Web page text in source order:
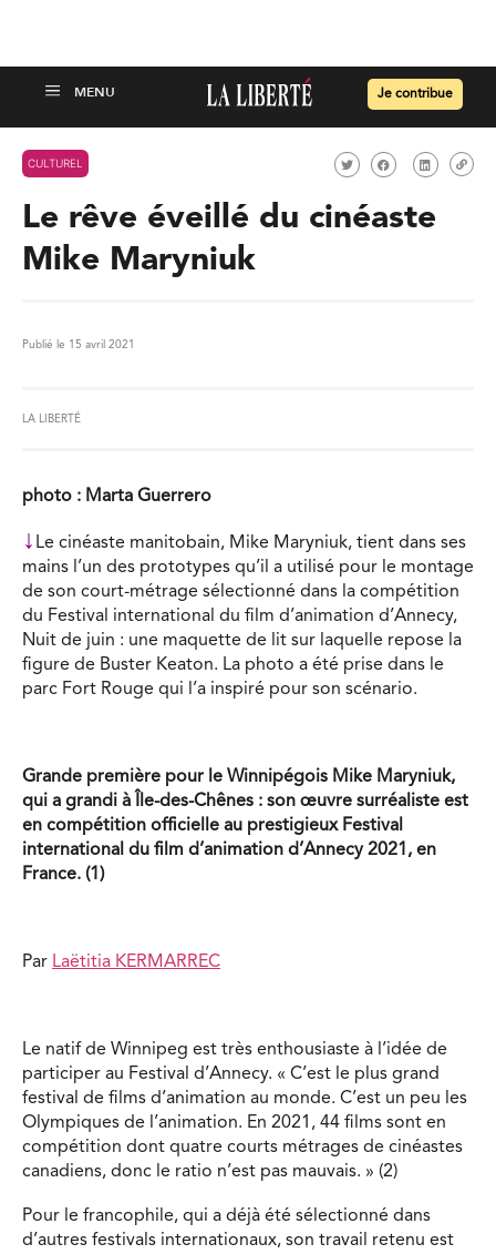
Je contribue
CULTUREL
Le rêve éveillé du cinéaste
Mike Maryniuk
Publié le 15 avril 2021
LA LIBERTÉ
photo : Marta Guerrero
↓ Le cinéaste manitobain, Mike Maryniuk, tient dans ses
mains l’un des prototypes qu’il a utilisé pour le montage
de son court-métrage sélectionné dans la compétition
du Festival international du film d’animation d’Annecy,
Nuit de juin : une maquette de lit sur laquelle repose la
figure de Buster Keaton. La photo a été prise dans le
parc Fort Rouge qui l’a inspiré pour son scénario.
Grande première pour le Winnipégois Mike Maryniuk,
qui a grandi à Île-des-Chênes : son œuvre surréaliste est
en compétition officielle au prestigieux Festival
international du film d’animation d’Annecy 2021, en
France. (1)
Par Laëtitia KERMARREC
Le natif de Winnipeg est très enthousiaste à l’idée de
participer au Festival d’Annecy. « C’est le plus grand
festival de films d’animation au monde. C’est un peu les
Olympiques de l’animation. En 2021, 44 films sont en
compétition dont quatre courts métrages de cinéastes
canadiens, donc le ratio n’est pas mauvais. » (2)
Pour le francophile, qui a déjà été sélectionné dans
d’autres festivals internationaux, son travail retenu est